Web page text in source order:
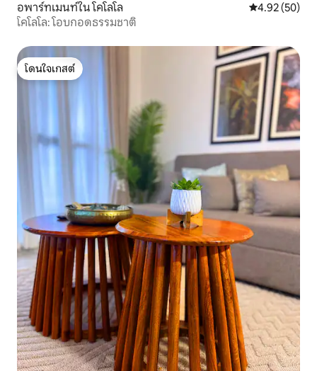
อพาร์ทเมนท์ใน โคโลโล คะแนนเฉลี่ย
4.92 (50)
โคโลโล: โอบกอดธรรมชาติ
โดนใจเกสต์
โดนใจเกสต์